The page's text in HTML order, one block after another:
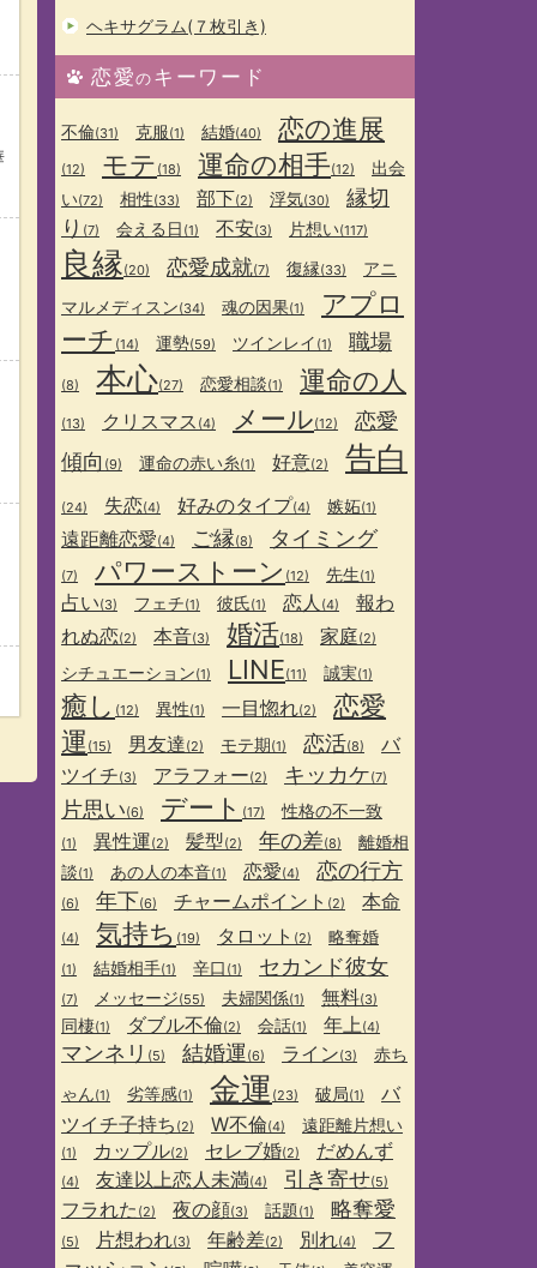
ヘキサグラム(７枚引き)
恋愛のキーワード
不倫(31) 克服(1) 結婚(40) 恋の進展
(12) モテ (18) 運命の相手(12)
出会
い(72) 相性(33) 部下(2) 浮気(30)
縁切
り (7) 会える日 (1) 不安(3) 片想い(117)
良縁(20) 恋愛成就(7) 復縁(33)
アニ
マルメディスン(34) 魂の因果(1)
アプロ
ーチ (14) 運勢(59) ツインレイ (1) 職場
(8) 本心(27) 恋愛相談(1) 運命の人
(13) クリスマス (4) メール(12)
恋愛
傾向 (9) 運命の赤い糸(1) 好意(2) 告白
(24) 失恋(4) 好みのタイプ(4) 嫉妬(1)
遠距離恋愛(4) ご縁(8) タイミング
(7) パワーストーン (12) 先生(1)
占い(3) フェチ(1) 彼氏(1) 恋人 (4)
報わ
れぬ恋(2) 本音(3) 婚活(18) 家庭(2)
シチュエーション(1) LINE(11) 誠実(1)
癒し (12) 異性(1) 一目惚れ(2)
恋愛
運 (15) 男友達(2) モテ期(1) 恋活(8)
バ
ツイチ(3) アラフォー(2) キッカケ(7)
片思い(6) デート (17) 性格の不一致
(1) 異性運(2) 髪型(2) 年の差(8)
離婚相
談(1) あの人の本音(1) 恋愛(4) 恋の行方
(6) 年下(6) チャームポイント (2) 本命
(4) 気持ち (19) タロット (2) 略奪婚
(1) 結婚相手(1) 辛口 (1) セカンド彼女
(7) メッセージ(55) 夫婦関係(1) 無料(3)
同棲(1) ダブル不倫(2) 会話(1) 年上(4)
マンネリ (5) 結婚運(6) ライン(3)
赤ち
ゃん(1) 劣等感(1) 金運 (23) 破局(1)
バ
ツイチ子持ち (2) W不倫(4) 遠距離片想い
(1) カップル(2) セレブ婚(2) だめんず
(4) 友達以上恋人未満(4) 引き寄せ(5)
フラれた (2) 夜の顔(3) 話題(1) 略奪愛
(5) 片想われ(3) 年齢差(2) 別れ(4)
フ